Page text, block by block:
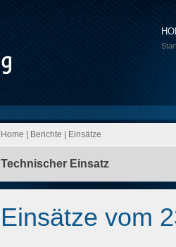
Home Berichte Einsätze
Technischer Einsatz
Einsätze vom